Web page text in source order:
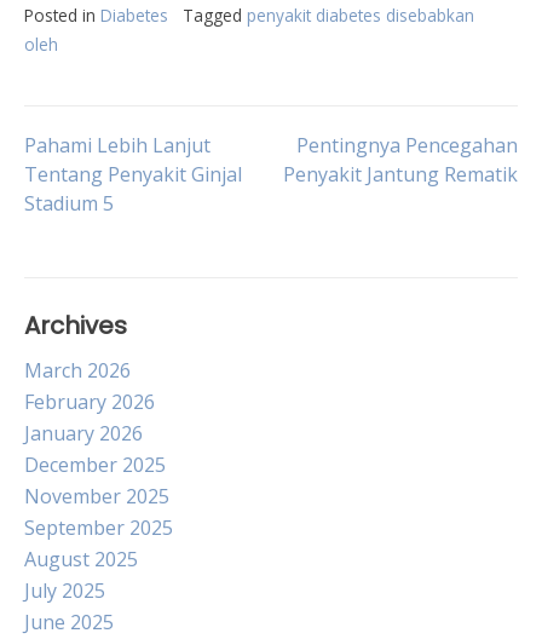
Posted in Diabetes Tagged penyakit diabetes disebabkan
oleh
Post
navigation
Pahami Lebih Lanjut
Tentang Penyakit Ginjal
Stadium 5
Pentingnya Pencegahan
Penyakit Jantung Rematik
Archives
March 2026
February 2026
January 2026
December 2025
November 2025
September 2025
August 2025
July 2025
June 2025